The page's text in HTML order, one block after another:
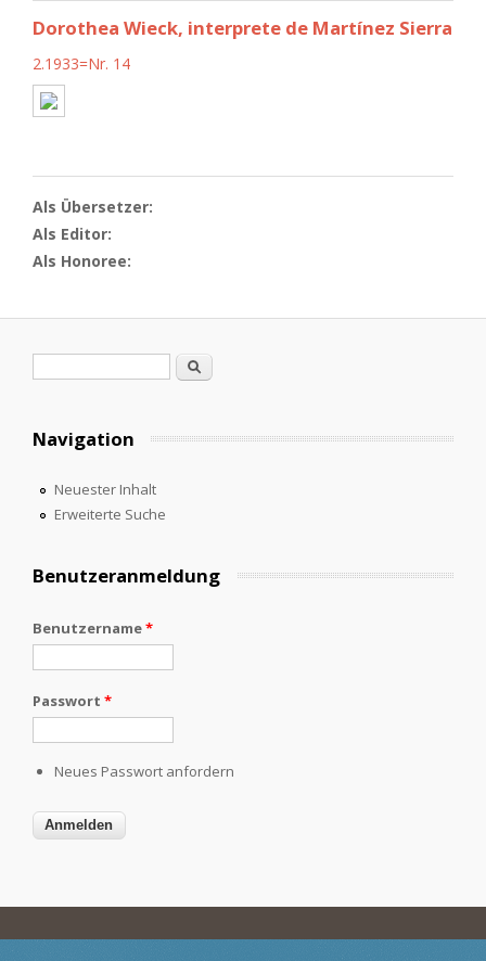
Dorothea Wieck, interprete de Martínez Sierra
2.1933=Nr. 14
Als Übersetzer:
Als Editor:
Als Honoree:
Suche
Navigation
Neuester Inhalt
Erweiterte Suche
Benutzeranmeldung
Benutzername*
Passwort *
Neues Passwort anfordern